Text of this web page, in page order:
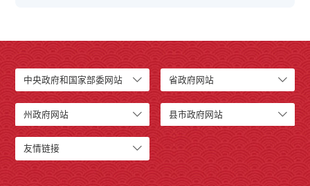
中央政府和国家部委网站 省政府网站
州政府网站 县市政府网站
友情链接